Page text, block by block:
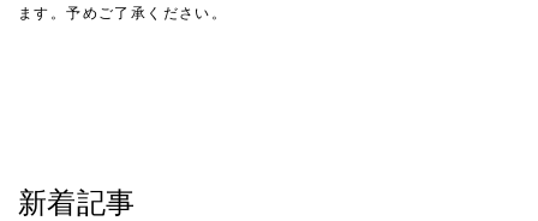
ます。予めご了承ください。
新着記事